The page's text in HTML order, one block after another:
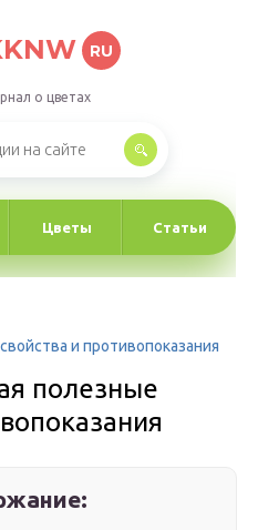
RU
о цветах
Цветы Статьи
и противопоказания
полезные